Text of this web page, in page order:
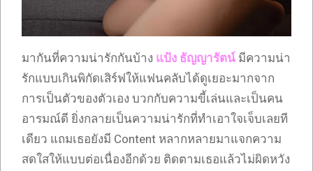
มากันที่ความน่ารักกันบ้าง แป้ง ธัญญารัตน์ มีความน่า
รักแบบเกินพิกัดเสิร์ฟให้แฟนคลับได้ดูเยอะมากจาก
การเป็นตัวของตัวเอง บวกกับความขี้เล่นและเป็นคน
อารมณ์ดี ยิ่งกลายเป็นความน่ารักที่ทำเอาใจเจ็บเลยที
เดียว แถมเธอยังมี Content หลากหลายมาแจกความ
สดใสให้แบบต่อเนื่องอีกด้วย ติดตามเธอแล้วไม่ผิดหวัง